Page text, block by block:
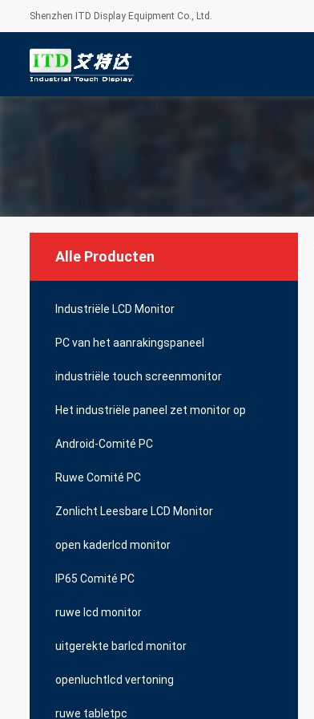
Shenzhen ITD Display Equipment Co., Ltd.
Alle Producten
Industriële LCD Monitor
PC van het aanrakingspaneel
industriële touch screenmonitor
Het industriële paneel zet monitor op
Android-Comité PC
Ruwe Comité PC
Zonlicht Leesbare LCD Monitor
open kaderlcd monitor
IP65 Comité PC
ruwe lcd monitor
uitgerekte barlcd monitor
openluchtlcd vertoning
ruwe tabletpc